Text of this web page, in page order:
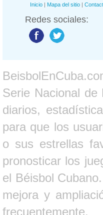
Inicio | Mapa del sitio |
Redes sociales:
Serie Nacional
diarios,
para que los
o sus estrellas
pronosticar los
el Béisbol
mejora y
frecuentemente.